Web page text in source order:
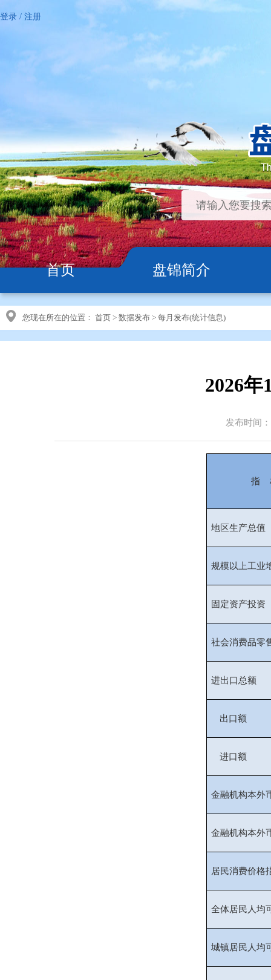
登录 / 注册
首页 盘锦简介
您现在所在的位置： 首页 > 数据发布 > 每月发布(统计信息)
2026
发布时间
指
地区生产总值
规模以上工业
固定资产投资
社会消费品零
进出口总额
出口额
进口额
金融机构本外
金融机构本外
居民消费价格
全体居民人均
城镇居民人均